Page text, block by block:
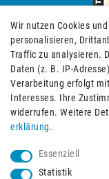
Impressum
Wir nutzen Cookies
personalisieren,
Traffic zu analysieren.
Daten (z. B. IP-
Verarbeitung erfolgt
Interesses. Ihre
widerrufen. Weitere
erklärung.
Essenziell
Statistik